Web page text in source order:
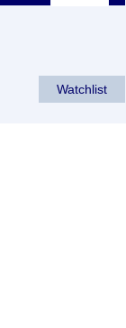
Watchlist